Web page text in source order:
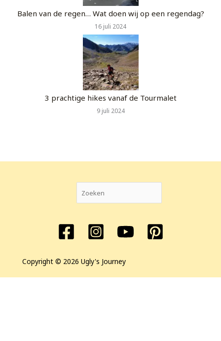
Balen van de regen… Wat doen wij op een regendag?
16 juli 2024
3 prachtige hikes vanaf de Tourmalet
9 juli 2024
Copyright © 2026 Ugly's Journey